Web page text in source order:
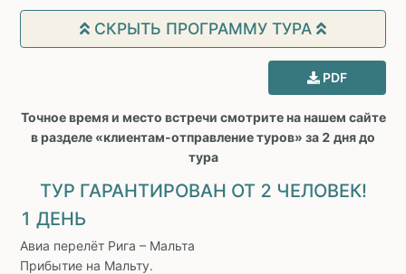
СКРЫТЬ ПРОГРАММУ ТУРА
PDF
Точное время и место встречи смотрите на нашем сайте
в разделе «клиентам-отправление туров» за 2 дня до
тура
ТУР ГАРАНТИРОВАН ОТ 2 ЧЕЛОВЕК!
1 ДЕНЬ
Авиа перелёт Рига – Мальта
Прибытие на Мальту.